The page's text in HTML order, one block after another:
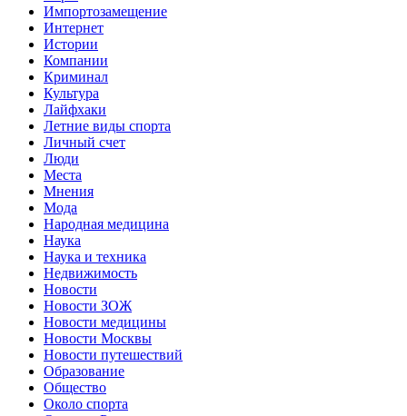
Импортозамещение
Интернет
Истории
Компании
Криминал
Культура
Лайфхаки
Летние виды спорта
Личный счет
Люди
Места
Мнения
Мода
Народная медицина
Наука
Наука и техника
Недвижимость
Новости
Новости ЗОЖ
Новости медицины
Новости Москвы
Новости путешествий
Образование
Общество
Около спорта